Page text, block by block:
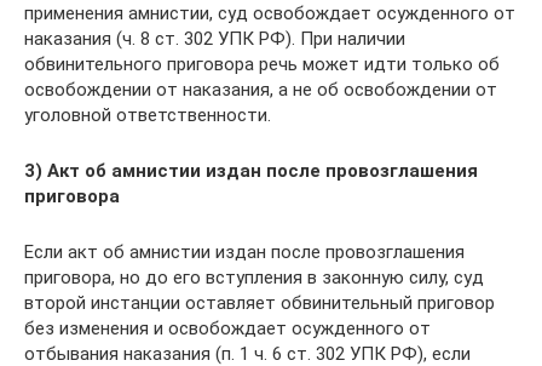
применения амнистии, суд освобождает осужденного от
наказания (ч. 8 ст. 302 УПК РФ). При наличии
обвинительного приговора речь может идти только об
освобождении от наказания, а не об освобождении от
уголовной ответственности.
3) Акт об амнистии издан после провозглашения
приговора
Если акт об амнистии издан после провозглашения
приговора, но до его вступления в законную силу, суд
второй инстанции оставляет обвинительный приговор
без изменения и освобождает осужденного от
отбывания наказания (п. 1 ч. 6 ст. 302 УПК РФ), если